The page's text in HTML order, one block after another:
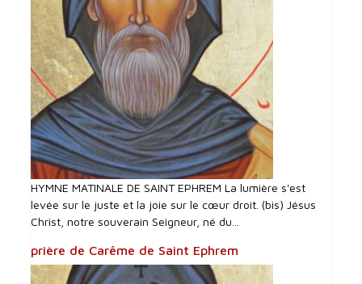
HYMNE MATINALE DE SAINT EPHREM La lumière s'est
levée sur le juste et la joie sur le cœur droit. (bis) Jésus
Christ, notre souverain Seigneur, né du...
prière de Carême de Saint Ephrem